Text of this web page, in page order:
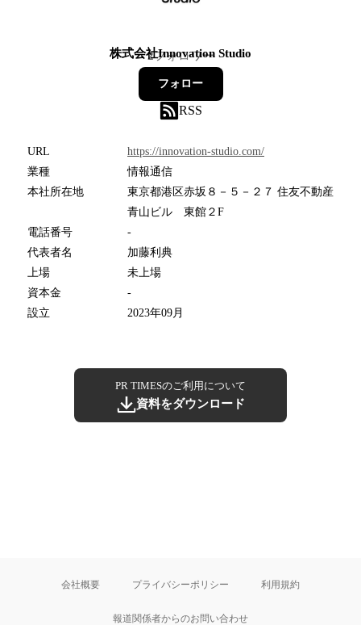
株式会社Innovation Studio
2フォロワー
フォロー
RSS
URL
https://innovation-studio.com/
業種
情報通信
本社所在地
東京都港区赤坂８－５－２７ 住友不動産
青山ビル 東館２F
電話番号
-
代表者名
加藤利典
上場
未上場
資本金
-
設立
2023年09月
PR TIMESのご利用について
資料をダウンロード
会社概要 プライバシーポリシー 利用規約
報道関係者からのお問い合わせ